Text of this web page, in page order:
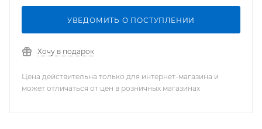
УВЕДОМИТЬ О ПОСТУПЛЕНИИ
Хочу в подарок
Цена действительна только для интернет-магазина и
может отличаться от цен в розничных магазинах